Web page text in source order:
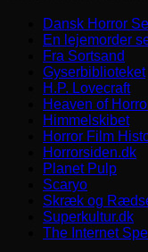
Dansk Horror
En lejemorder
Fra Sortsand
Gyserbiblioteket
H.P. Lovecraft
Heaven of
Himmelskibet
Horror Film
Horrorsiden.dk
Planet Pulp
Scaryo
Skræk og
Superkultur.dk
The Internet